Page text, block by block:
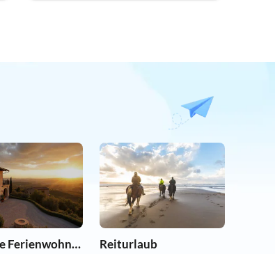
Günstige Ferienwohnungen Reiturlaub